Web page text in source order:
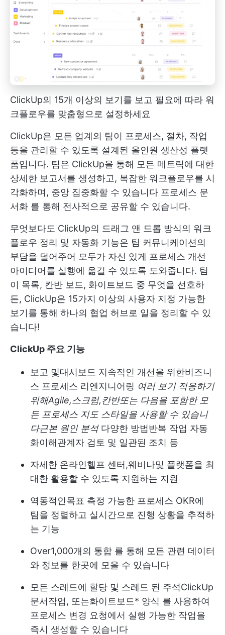
ClickUp의 15개 이상의 보기를 보고 필요에 따라 워
크플로우를 맞춤형으로 설정하세요
ClickUp은 모든 업계의 팀이 프로세스, 절차, 작업
등을 관리할 수 있도록 설계된 올인원 생산성 플랫
폼입니다. 팀은 ClickUp을 통해 모든 메트릭에 대한
상세한 보고서를 생성하고, 복잡한 워크플로우를 시
각화하며, 중앙 집중화할 수 있습니다 프로세스 문
서화 를 통해 전사적으로 공유할 수 있습니다.
무엇보다도 ClickUp의 드래그 앤 드롭 방식의 워크
플로우 정리 및 자동화 기능은 팀 커뮤니케이션의
부담을 덜어주어 모두가 자신 있게 프로세스 개선
아이디어를 실행에 옮길 수 있도록 도와줍니다. 팀
이 목록, 칸반 보드, 화이트보드 중 무엇을 선호하
든, ClickUp은 15가지 이상의 사용자 지정 가능한
보기를 통해 하나의 협업 허브로 일을 정리할 수 있
습니다!
ClickUp 주요 기능
보고 및대시보드 지속적인 개선을 위한비즈니
스 프로세스 리엔지니어링 여러 보기적응하기
위해Agile, 스크럼,칸반또는 다음을 포함한 모
든 프로세스 지도 스타일을 사용할 수 있습니
다근본 원인 분석다양한 방법반복 작업 자동
화이해관계자 검토 및 일관된 조치 등
자세한 온라인헬프 센터,웨비나및 플랫폼을 최
대한 활용할 수 있도록 지원하는 지원
역동적인목표 측정 가능한 프로세스 OKR에
팀을 정렬하고 실시간으로 진행 상황을 추적하
는 기능
Over1,000개의 통합 를 통해 모든 관련 데이터
와 정보를 한곳에 모을 수 있습니다
모든 스레드에 할당 및 스레드 된 주석ClickUp
문서작업, 또는화이트보드* 양식 를 사용하여
프로세스 변경 요청에서 실행 가능한 작업을
즉시 생성할 수 있습니다